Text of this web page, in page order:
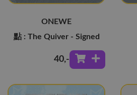
ONEWE
點 : The Quiver - Signed
40,-